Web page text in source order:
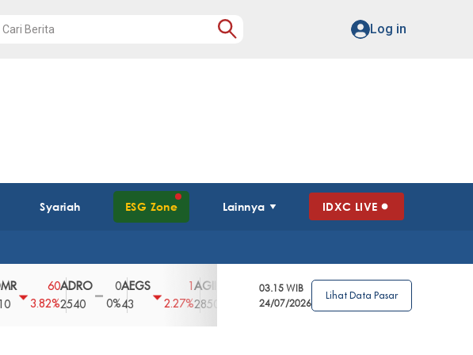
Log in
Syariah ESG Zone Lainnya IDXC LIVE
3.82%
ADRO
2540
0
0%
AEGS
2.27%2850
3.39%
AGRO
4
2.63%
AGRS
0%
03.15 WIB
24/07/2026
Lihat Data Pasar